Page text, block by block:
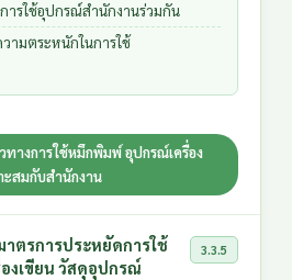
ารใช้อุปกรณ์สำนักงานร่วมกัน
ามตระหนักในการใช้
ทางการใช้หมึกพิมพ์ อุปกรณ์เครื่อง
สมกับสำนักงาน
าตรการประหยัดการใช้
งเขียน วัสดุอุปกรณ์
3.3.5